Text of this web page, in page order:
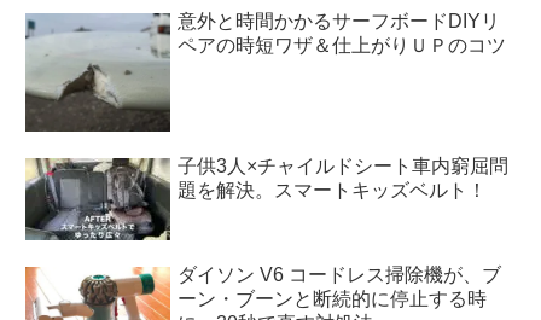
意外と時間かかるサーフボードDIYリ
ペアの時短ワザ＆仕上がりＵＰのコツ
子供3人×チャイルドシート車内窮屈問
題を解決。スマートキッズベルト！
ダイソン V6 コードレス掃除機が、ブ
ーン・ブーンと断続的に停止する時